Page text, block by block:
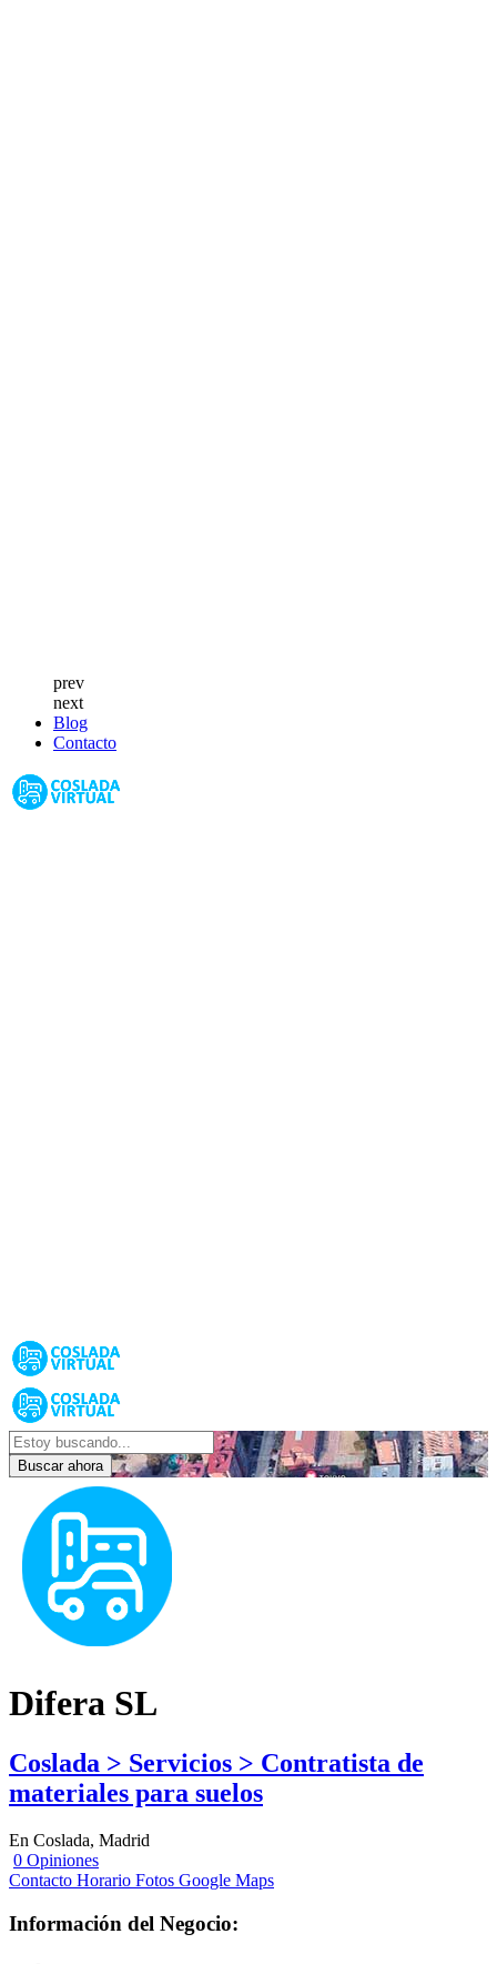
prev
next
Blog
Contacto
Buscar ahora
Difera SL
Coslada > Servicios > Contratista de
materiales para suelos
En Coslada, Madrid
0 Opiniones
Contacto Horario Fotos Google Maps
Información del Negocio: